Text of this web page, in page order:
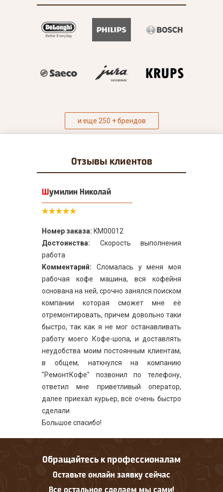
и еще 250 + брендов
Отзывы клиентов
Шумилин Николай
Номер заказа: KM00012
Достоинства: Скорость выполнения
работа
Комментарий: Сломалась у меня моя
рабочая кофе машина, вся кофейня
основана на ней, срочно занялся поиском
компании которая сможет мне её
отремонтировать, причем довольно таки
быстро, так как я не мог останавливать
работу моего Кофе-шопа, и доставлять
неудобства моим постоянным клиентам,
в общем, наткнулся на компанию
"РемонтКофе" позвонил по телефону,
ответил мне приветливый оператор,
далее приехал курьер, всё очень быстро
сделали
Большое спасибо!
Обращайтесь к профессионалам
Оставьте онлайн заявку сейчас
Все остальное сделаем мы сами!